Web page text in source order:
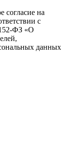
согласие на
с
ФЗ «О
данных